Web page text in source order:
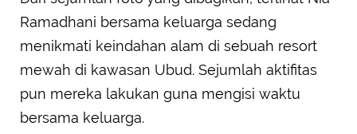
Ramadhani bersama keluarga sedang
menikmati keindahan alam di sebuah resort
mewah di kawasan Ubud. Sejumlah aktifitas
pun mereka lakukan guna mengisi waktu
bersama keluarga.